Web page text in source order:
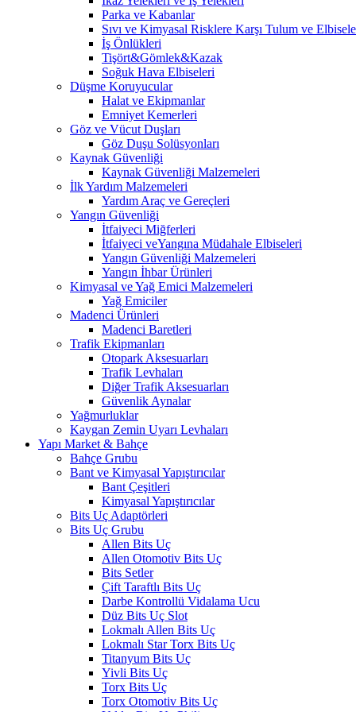
Parka ve Kabanlar
Sıvı ve Kimyasal Risklere Karşı Tulum ve
İş Önlükleri
Tişört&Gömlek&Kazak
Soğuk Hava Elbiseleri
Düşme Koruyucular
Halat ve Ekipmanlar
Emniyet Kemerleri
Göz ve Vücut Duşları
Göz Duşu Solüsyonları
Kaynak Güvenliği
Kaynak Güvenliği Malzemeleri
İlk Yardım Malzemeleri
Yardım Araç ve Gereçleri
Yangın Güvenliği
İtfaiyeci Miğferleri
İtfaiyeci veYangına Müdahale Elbiseleri
Yangın Güvenliği Malzemeleri
Yangın İhbar Ürünleri
Kimyasal ve Yağ Emici Malzemeleri
Yağ Emiciler
Madenci Ürünleri
Madenci Baretleri
Trafik Ekipmanları
Otopark Aksesuarları
Trafik Levhaları
Diğer Trafik Aksesuarları
Güvenlik Aynalar
Yağmurluklar
Kaygan Zemin Uyarı Levhaları
Yapı Market & Bahçe
Bahçe Grubu
Bant ve Kimyasal Yapıştırıcılar
Bant Çeşitleri
Kimyasal Yapıştırıcılar
Bits Uç Adaptörleri
Bits Uç Grubu
Allen Bits Uç
Allen Otomotiv Bits Uç
Bits Setler
Çift Taraftlı Bits Uç
Darbe Kontrollü Vidalama Ucu
Düz Bits Uç Slot
Lokmalı Allen Bits Uç
Lokmalı Star Torx Bits Uç
Titanyum Bits Uç
Yivli Bits Uç
Torx Bits Uç
Torx Otomotiv Bits Uç